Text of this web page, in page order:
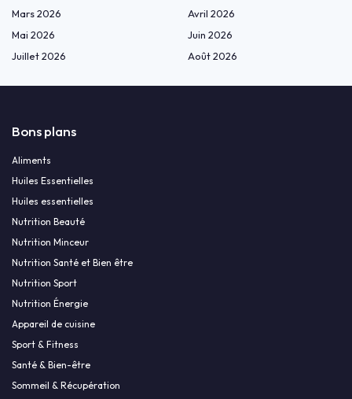
Mars 2026
Avril 2026
Mai 2026
Juin 2026
Juillet 2026
Août 2026
Bons plans
Aliments
Huiles Essentielles
Huiles essentielles
Nutrition Beauté
Nutrition Minceur
Nutrition Santé et Bien être
Nutrition Sport
Nutrition Énergie
Appareil de cuisine
Sport & Fitness
Santé & Bien-être
Sommeil & Récupération